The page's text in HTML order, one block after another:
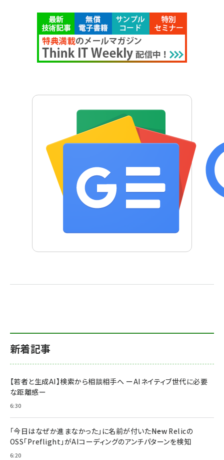
新着記事
【若者と生成AI】検索から相談相手へ ーAIネイティブ世代に必要
な距離感ー
6:30
「今日はなぜか進まなかった」に名前が付いた――New Relicの
OSS「Preflight」がAIコーディングのアンチパターンを検知
6:20